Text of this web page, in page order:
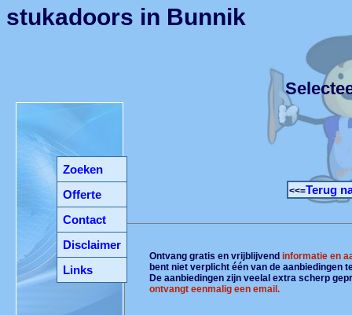
Zoeken
Offerte
Contact
Disclaimer
Links
stukadoors in Bunnik
<<=Terug
Ontvang gratis en vrijblijvendinformatie en
bent niet verplicht één van de aanbiedingen
De aanbiedingen zijn veelal extra scherp
ontvangt eenmalig een email.